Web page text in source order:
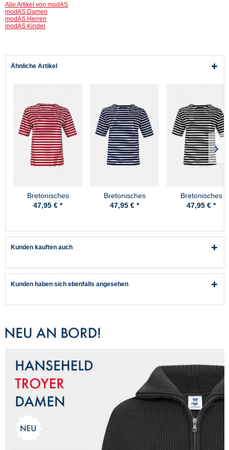
Alle Artikel von modAS
modAS Damen
modAS Herren
modAS Kinder
Ähnliche Artikel
Bretonisches
Fischerhemd Damen
47,95 € *
Bretonisches
Fischerhemd Damen
47,95 € *
Bretonisches
Fischerhemd
47,95 € *
Kunden kauften auch
Kunden haben sich ebenfalls angesehen